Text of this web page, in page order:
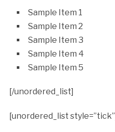
Sample Item 1
Sample Item 2
Sample Item 3
Sample Item 4
Sample Item 5
[/unordered_list]
[unordered_list